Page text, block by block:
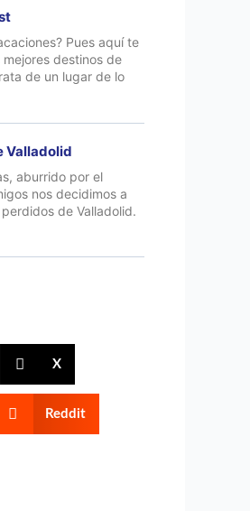
Pues aquí te
destinos de
de un lugar de lo
Valladolid
aburrido por el
nos decidimos a
de Valladolid.
X
Reddit